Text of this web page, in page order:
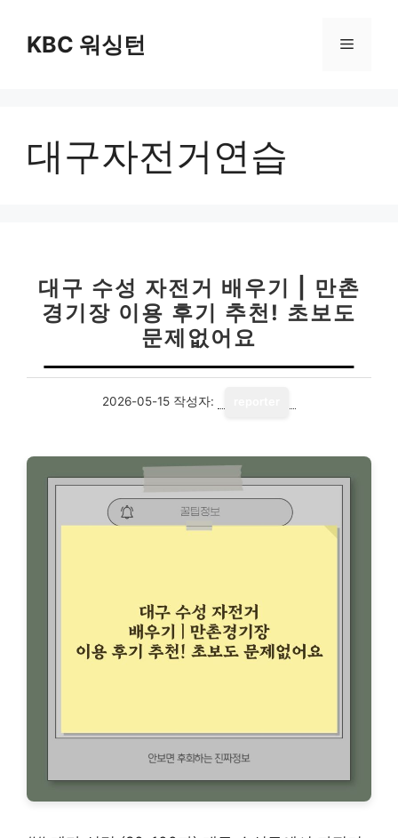
KBC 워싱턴 메
대구자전거연습
대구 수성 자전거 배우기 | 만촌
경기장 이용 후기 추천! 초보도
문제없어요
2026-05-15 작성자: